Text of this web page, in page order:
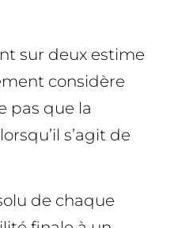
sur deux estime
considère
pas que la
s’agit de
de chaque